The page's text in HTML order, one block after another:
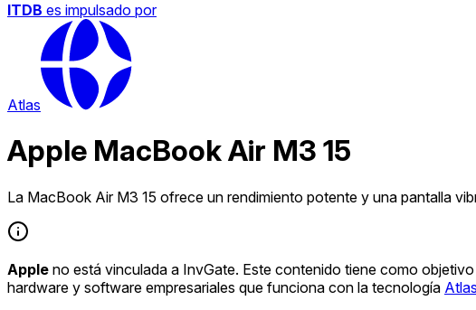
ITDB es impulsado por
Atlas
Apple MacBook Air M3 15
La MacBook Air M3 15 ofrece un rendimiento potente y una pantalla
Apple no está vinculada a InvGate. Este contenido tiene como
hardware y software empresariales que funciona con la tecnología Atlas